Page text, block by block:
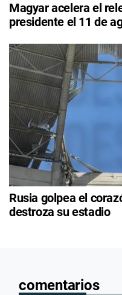
Magyar acelera el
presidente el 11 de
Rusia golpea el
destroza su estadio
comentarios